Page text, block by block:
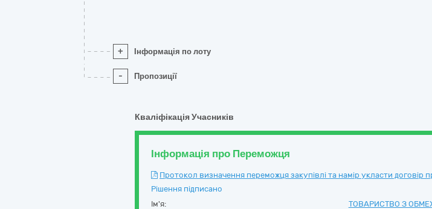
+ Інформація по лоту
- Пропозиції
Кваліфікація Учасників
Інформація про Переможця
Протокол визначення переможця закупівлі та намір укласти договір
Рішення підписано
Ім'я:
ТОВАРИСТВО З